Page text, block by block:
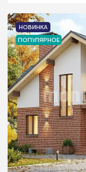
НОВИНКА
ПОПУЛЯРНОЕ